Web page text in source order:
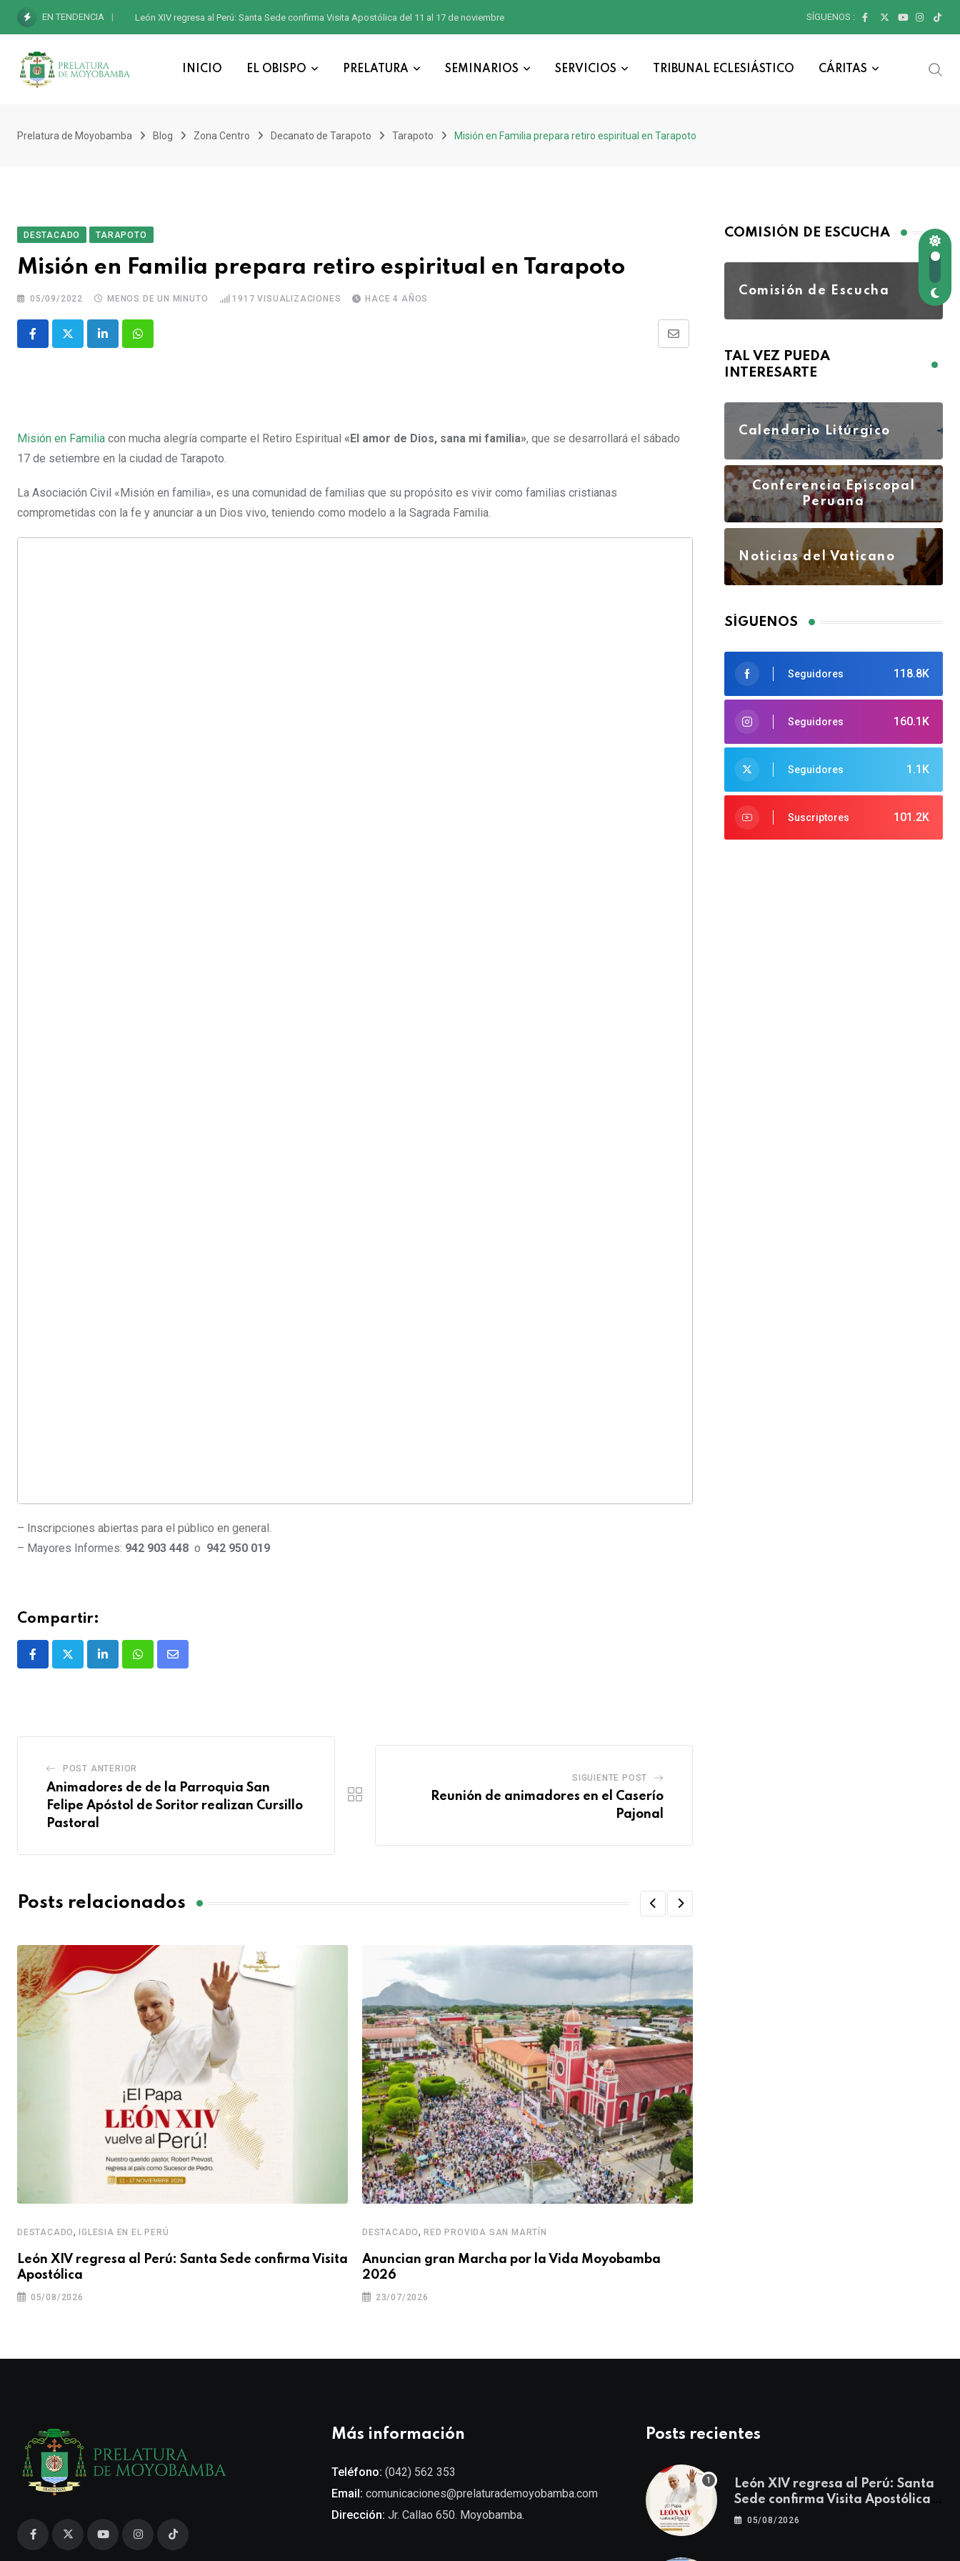
EN TENDENCIA León XIV regresa al Perú: Santa Sede confirma Visita Apostólica del 11 al 17 de noviembre SÍGUENOS :
INICIO EL OBISPO PRELATURA SEMINARIOS SERVICIOS TRIBUNAL ECLESIÁSTICO CÁRITAS
Prelatura de Moyobamba Blog Zona Centro Decanato de Tarapoto Tarapoto Misión en Familia prepara retiro espiritual en Tarapoto
DESTACADO TARAPOTO
Misión en Familia prepara retiro espiritual en Tarapoto
05/09/2022 MENOS DE UN MINUTO 1917 VISUALIZACIONES HACE 4 AÑOS
Misión en Familia con mucha alegría comparte el Retiro Espiritual «El amor de Dios, sana mi familia», que se desarrollará el sábado
17 de setiembre en la ciudad de Tarapoto.
La Asociación Civil «Misión en familia», es una comunidad de familias que su propósito es vivir como familias cristianas
comprometidas con la fe y anunciar a un Dios vivo, teniendo como modelo a la Sagrada Familia.
– Inscripciones abiertas para el público en general.
– Mayores Informes: 942 903 448 o 942 950 019
Compartir:
POST ANTERIOR
Animadores de de la Parroquia San
Felipe Apóstol de Soritor realizan Cursillo
Pastoral
SIGUIENTE POST
Reunión de animadores en el Caserío
Pajonal
Posts relacionados
DESTACADO,IGLESIA EN EL PERÚ
León XIV regresa al Perú: Santa Sede confirma Visita
Apostólica
05/08/2026
DESTACADO,RED PROVIDA SAN MARTÍN
Anuncian gran Marcha por la Vida Moyobamba
2026
23/07/2026
COMISIÓN DE ESCUCHA
Comisión de Escucha
TAL VEZ PUEDA
INTERESARTE
Calendario Litúrgico
Conferencia Episcopal
Peruana
Noticias del Vaticano
SÍGUENOS
118.8K
Seguidores
160.1K
Seguidores
1.1K
Seguidores
101.2K
Suscriptores
Más información
Teléfono: (042) 562 353
Email: comunicaciones@prelaturademoyobamba.com
Dirección: Jr. Callao 650. Moyobamba.
Posts recientes
León XIV regresa al Perú: Santa
Sede confirma Visita Apostólica
del 11 al 17 de noviembre
05/08/2026